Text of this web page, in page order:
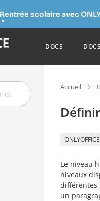
Rentrée scolaire avec
DOCS
Accueil
Le niveau
niveaux
différentes
un